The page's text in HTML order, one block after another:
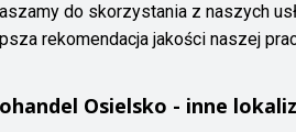
do skorzystania z naszych
rekomendacja jakości naszej
Osielsko - inne